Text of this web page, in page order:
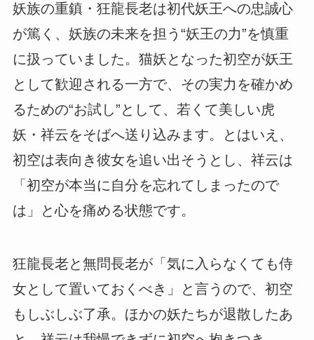
妖族の重鎮・狂龍長老は初代妖王への忠誠心
が篤く、妖族の未来を担う“妖王の力”を慎重
に扱っていました。猫妖となった初空が妖王
として歓迎される一方で、その実力を確かめ
るための“お試し”として、若くて美しい虎
妖・祥云をそばへ送り込みます。とはいえ、
初空は表向き彼女を追い出そうとし、祥云は
「初空が本当に自分を忘れてしまったので
は」と心を痛める状態です。
狂龍長老と無問長老が「気に入らなくても侍
女として置いておくべき」と言うので、初空
もしぶしぶ了承。ほかの妖たちが退散したあ